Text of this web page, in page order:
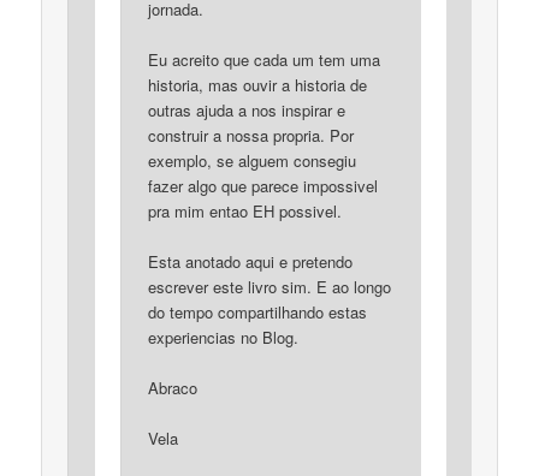
jornada.
Eu acreito que cada um tem uma
historia, mas ouvir a historia de
outras ajuda a nos inspirar e
construir a nossa propria. Por
exemplo, se alguem consegiu
fazer algo que parece impossivel
pra mim entao EH possivel.
Esta anotado aqui e pretendo
escrever este livro sim. E ao longo
do tempo compartilhando estas
experiencias no Blog.
Abraco
Vela